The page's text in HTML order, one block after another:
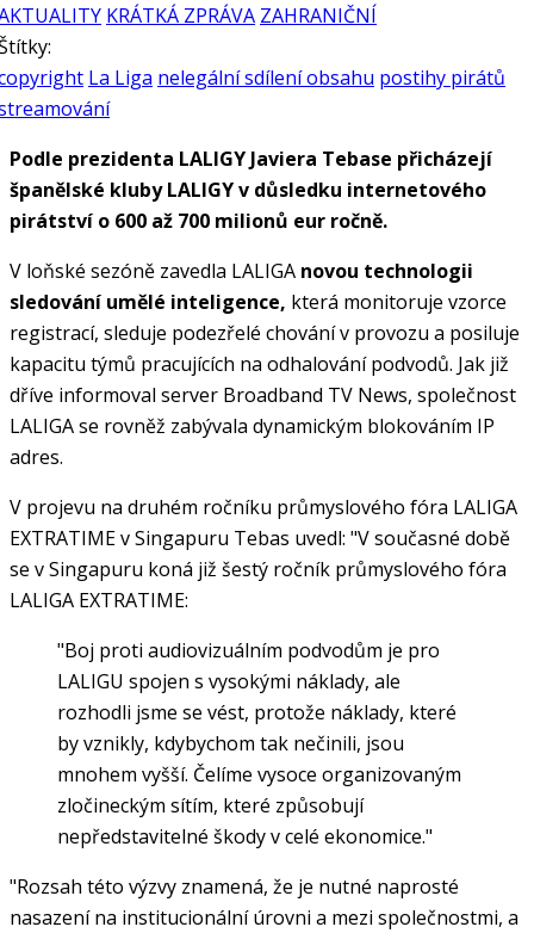
KRÁTKÁ ZPRÁVA ZAHRANIČNÍ
La Liga nelegální sdílení obsahu postihy pirátů
Podle prezidenta LALIGY Javiera Tebase přicházejí
španělské kluby LALIGY v důsledku internetového
pirátství o 600 až 700 milionů eur ročně.
V loňské sezóně zavedla LALIGA novou technologii
sledování umělé inteligence, která monitoruje vzorce
registrací, sleduje podezřelé chování v provozu a posiluje
kapacitu týmů pracujících na odhalování podvodů. Jak již
dříve informoval server Broadband TV News, společnost
LALIGA se rovněž zabývala dynamickým blokováním IP
adres.
V projevu na druhém ročníku průmyslového fóra LALIGA
EXTRATIME v Singapuru Tebas uvedl: "V současné době
se v Singapuru koná již šestý ročník průmyslového fóra
LALIGA EXTRATIME:
"Boj proti audiovizuálním podvodům je pro
LALIGU spojen s vysokými náklady, ale
rozhodli jsme se vést, protože náklady, které
by vznikly, kdybychom tak nečinili, jsou
mnohem vyšší. Čelíme vysoce organizovaným
zločineckým sítím, které způsobují
nepředstavitelné škody v celé ekonomice."
"Rozsah této výzvy znamená, že je nutné naprosté
nasazení na institucionální úrovni a mezi společnostmi, a